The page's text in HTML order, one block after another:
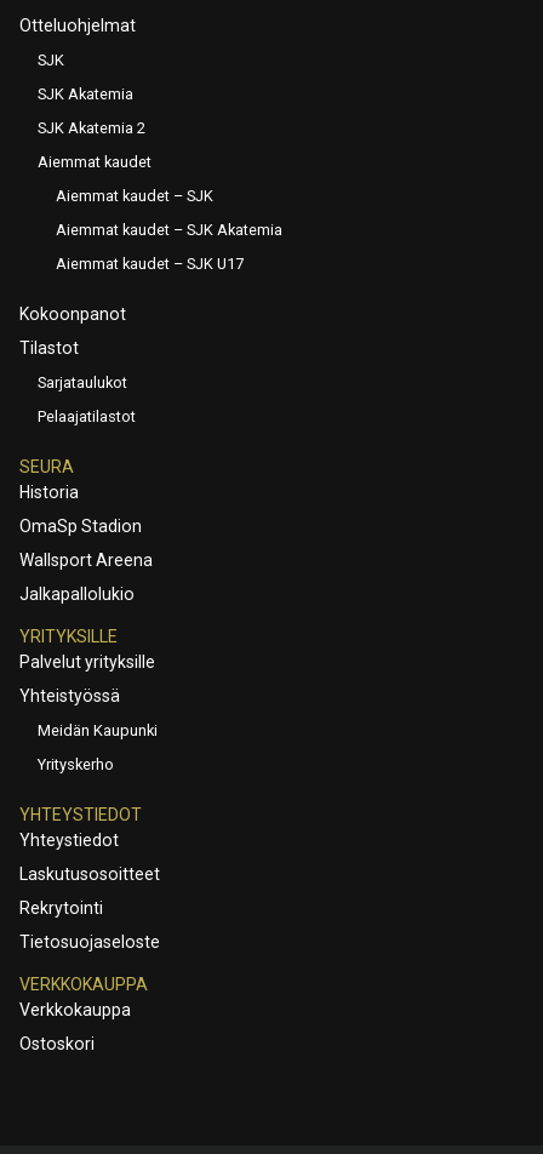
Otteluohjelmat
SJK
SJK Akatemia
SJK Akatemia 2
Aiemmat kaudet
Aiemmat kaudet – SJK
Aiemmat kaudet – SJK Akatemia
Aiemmat kaudet – SJK U17
Kokoonpanot
Tilastot
Sarjataulukot
Pelaajatilastot
SEURA
Historia
OmaSp Stadion
Wallsport Areena
Jalkapallolukio
YRITYKSILLE
Palvelut yrityksille
Yhteistyössä
Meidän Kaupunki
Yrityskerho
YHTEYSTIEDOT
Yhteystiedot
Laskutusosoitteet
Rekrytointi
Tietosuojaseloste
VERKKOKAUPPA
Verkkokauppa
Ostoskori